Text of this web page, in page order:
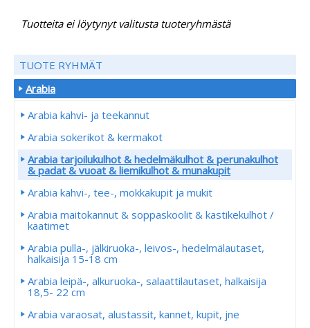
Tuotteita ei löytynyt valitusta tuoteryhmästä
TUOTE RYHMÄT
Arabia
Arabia kahvi- ja teekannut
Arabia sokerikot & kermakot
Arabia tarjoilukulhot & hedelmäkulhot & perunakulhot
& padat & vuoat & liemikulhot & munakupit
Arabia kahvi-, tee-, mokkakupit ja mukit
Arabia maitokannut & soppaskoolit & kastikekulhot /
kaatimet
Arabia pulla-, jälkiruoka-, leivos-, hedelmälautaset,
halkaisija 15-18 cm
Arabia leipä-, alkuruoka-, salaattilautaset, halkaisija
18,5- 22 cm
Arabia varaosat, alustassit, kannet, kupit, jne